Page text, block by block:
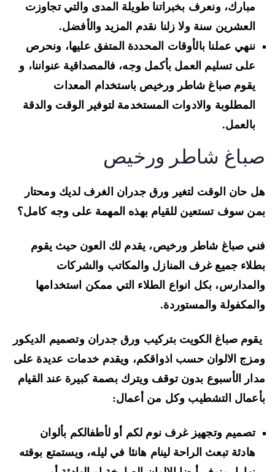
مبارك، ونعرف بخبراتنا طويلة المدى والتي تجاوزت
العشرين سنة ولا زلنا نقدم المزيد والأفضل.
ننهي عملنا بالأوقات المحددة المتفق عليها، ونحرص
على تسليم العمل بأكمل وجه، فالمصداقية عنواننا، و
يقوم صباغ شاطر ورخيص باستخدام المعدات
المطلوبة والادوات المستخدمة لتوفير الوقت والدقة
بالعمل.
شاطر ورخيص
حان الوقت لتغير ورق جدران الغرف لديك ومحتار
سوف تستعين للقيام بهذه المهمة على وجه كامل؟
صباغ شاطر ورخيص، يقدم لك العون حيث يقوم
جميع غرف المنازل والمكاتب والشركات
بكل انواع الطلاء التي ممكن استخدامها
والمستوردة.
صباغ الكويت بتركيب ورق جدران وتصميم الديكور
الالوان حسب اذواقكم، ويقدم خدمات عديدة على
الأسبوع بدون توقف ويترك بصمة كبيرة عند القيام
التشطيب وكل من أعمال:
تصميم وتجهيز غرف نوم لكم أو لأطفالكم بألوان
هادئة تبعث الراحة لينام هانئا في ليله، ويستمتع بوقته